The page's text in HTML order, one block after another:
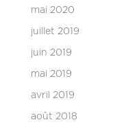
mai 2020
juillet 2019
juin 2019
mai 2019
avril 2019
août 2018